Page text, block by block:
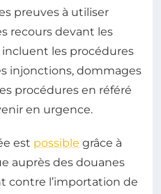
preuves à utiliser
recours devant les
les procédures
injonctions, dommages
procédures en référé
en urgence.
est possible grâce à
auprès des douanes
contre l’importation de